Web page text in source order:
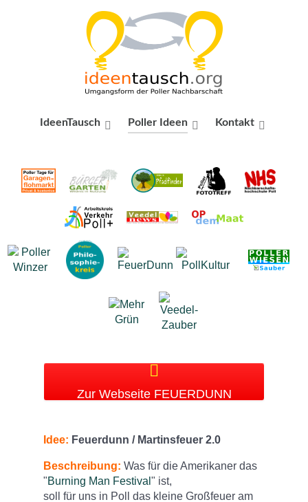
IdeenTausch Poller Ideen Kontakt
Zur Webseite FEUERDUNN
Idee: Feuerdunn / Martinsfeuer 2.0
Beschreibung: Was für die Amerikaner das
"Burning Man Festival " ist,
soll für uns in Poll das kleine Großfeuer am